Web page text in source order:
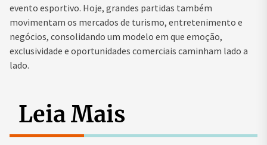
evento esportivo. Hoje, grandes partidas também
movimentam os mercados de turismo, entretenimento e
negócios, consolidando um modelo em que emoção,
exclusividade e oportunidades comerciais caminham lado a
lado.
Leia Mais